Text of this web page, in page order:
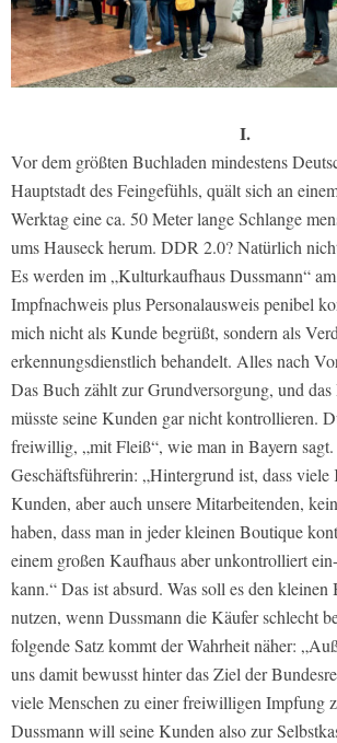
I.
Vor dem größten Buchladen mindestens
Hauptstadt des Feingefühls, quält sich an
Werktag eine ca. 50 Meter lange Schlange
ums Hauseck herum. DDR 2.0? Natürlich
Es werden im „Kulturkaufhaus Dussmann“
Impfnachweis plus Personalausweis penibel
mich nicht als Kunde begrüßt, sondern als
erkennungsdienstlich behandelt. Alles nach
Das Buch zählt zur Grundversorgung, und
müsste seine Kunden gar nicht kontrollieren.
freiwillig, „mit Fleiß“, wie man in Bayern
Geschäftsführerin: „Hintergrund ist, dass
Kunden, aber auch unsere Mitarbeitenden,
haben, dass man in jeder kleinen Boutique
einem großen Kaufhaus aber unkontrolliert
kann.“ Das ist absurd. Was soll es den kleinen
nutzen, wenn Dussmann die Käufer schlecht
folgende Satz kommt der Wahrheit näher:
uns damit bewusst hinter das Ziel der
viele Menschen zu einer freiwilligen Impfung
Dussmann will seine Kunden also zur